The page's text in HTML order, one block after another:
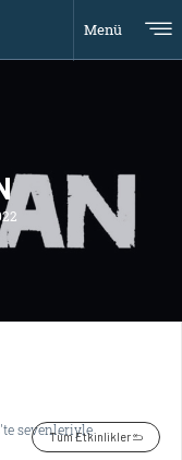
Menü
Tüm Etkinlikler
sevenleriyle